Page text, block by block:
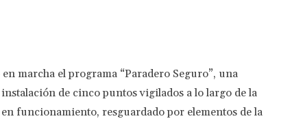
marcha el programa “Paradero Seguro”, una
de cinco puntos vigilados a lo largo de la
funcionamiento, resguardado por elementos de la